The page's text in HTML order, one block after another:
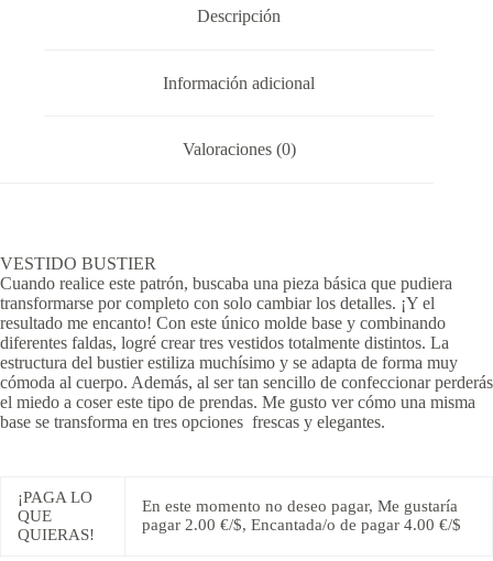
Descripción
Información adicional
Valoraciones (0)
VESTIDO BUSTIER
Cuando realice este patrón, buscaba una pieza básica que pudiera
transformarse por completo con solo cambiar los detalles. ¡Y el
resultado me encanto! Con este único molde base y combinando
diferentes faldas, logré crear tres vestidos totalmente distintos. La
estructura del bustier estiliza muchísimo y se adapta de forma muy
cómoda al cuerpo. Además, al ser tan sencillo de confeccionar perderás
el miedo a coser este tipo de prendas. Me gusto ver cómo una misma
base se transforma en tres opciones frescas y elegantes.
¡PAGA LO
QUE
QUIERAS!
En este momento no deseo pagar, Me gustaría
pagar 2.00 €/$, Encantada/o de pagar 4.00 €/$